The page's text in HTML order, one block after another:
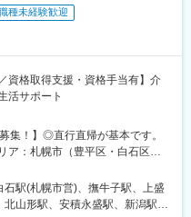
(長野県)、金沢駅、あすなろう四
福井駅(福井県)、大阪梅田駅
駅、梅田駅(地下鉄)、宮之阪
姫路駅、田中口駅、八丁堀駅(広
山ロープウェイ山麓駅、天神
駅(東京都)、立川南駅、高輪ゲー
、東宿郷駅、葭川公園駅、大神
(愛知県)、国際センター駅、日吉
屋駅、富山駅、福井城址大名町
王寺駅、西大橋駅、五条駅(京
駅(阪神)、本通駅、高松駅(香川
種未経験歓迎
資格取得支援・資格手当有】介
活サポート
集！】◎直行直帰が基本です。
ア：札幌市（豊平区・白石区）
仙台市／秋田市／山形市／郡山
／栃木市／高崎市／大宮市／習
市／藤沢市／甲府市・東海エリ
駅(札幌市営)、撫牛子駅、上盛
山形駅、安積永盛駅、新潟駅、